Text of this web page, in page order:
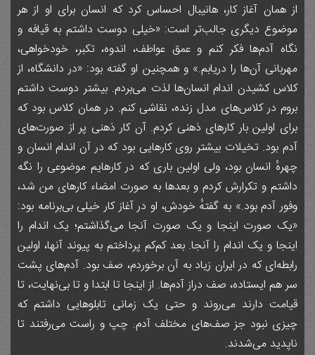
از همان آغاز کار، هانیبال احساس کرد که انسان برای او از هر
موضوع دیگری جالب‌تر است: «خیلی دوست داشتم به قیافه و
نگاه آدم‌ها فکر کنم و عمق عواطف، اندوه، تکبر، خودخواهی،
مهربانی آن‌ها را دریابم.» و همچنین او گفته بود: «در دانشگاه، از
کلاس کشیدن اندام انسان‌ها لذت می‌بردم. بیشتر دوست داشتم
بروم در کلاس‌های مدل زنده، نقاشی کنم. در همان کلاس بود که
برای اولین بار کارهای ذهنی کردم. آن کار ذهنی پر از صورت‌های
آدم بود. تخیلات بیشتر روی کارهایی بود که در آن اندام انسان و
چهرهٔ انسان بود، ولی اولین باری که در کارهایم موضوعی را نگه
داشتم و تکرارش کردم و بعدها به صورت امضاء کارهای من شد،
وفور آدم بود.» به گفتهٔ خودش، او در آغاز کار خیلی بی‌برنامه بود:
«یک صورت اینجا و یک صورت آنجا می‌گذاشتم؛ یک اندام را
اینجا و یک اندام را آنجا. بعد کم‌کم پرداختم به پیوند آنها، اولین
رابطه‌ای که در ایران زیاد به آن برخوردم، صف بود. آدم‌های پشت
سر هم ایستاده، صف دراز آدم‌ها. از اینجا تا ابتدا و تا بی‌نهایت، تا
قیامت دارند می‌روند و حتی یک زمانی تابلوهایی داشتم که
چیزی نبود جز صف‌های مختلف آدم. چپ و راست می‌رفتند تا
ناپدید می‌شدند.